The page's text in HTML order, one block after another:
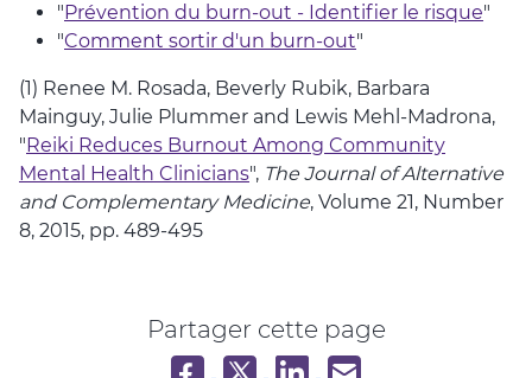
" Prévention du burn-out - Identifier le risque"
"Comment sortir d'un burn-out"
(1) Renee M. Rosada, Beverly Rubik, Barbara
Mainguy, Julie Plummer and Lewis Mehl-Madrona,
" Reiki Reduces Burnout Among Community
Mental Health Clinicians", The Journal of Alternative
and Complementary Medicine, Volume 21, Number
8, 2015, pp. 489-495
Partager cette page
Partager sur Facebook
Partager sur Twitter
Partager sur LinkedIn
Partager par email